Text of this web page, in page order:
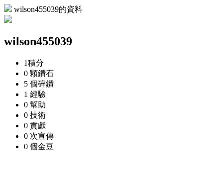
wilson455039的資料
wilson455039
1積分
0 顆鑽石
5 個碎鑽
1 經驗
0 幫助
0 技術
0 貢獻
0 次宣傳
0 個金豆